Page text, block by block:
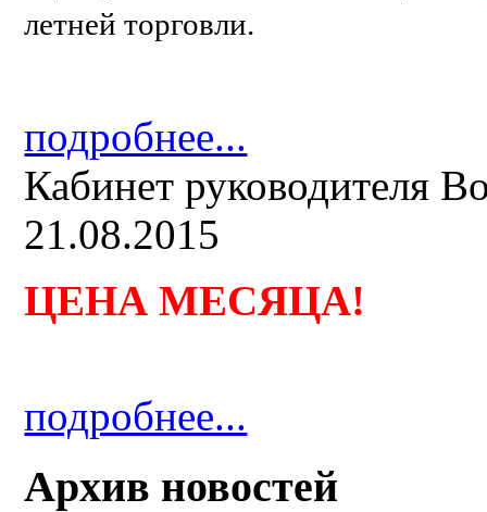
летней торговли.
подробнее...
Кабинет руководителя
21.08.2015
ЦЕНА МЕСЯЦА!
подробнее...
Архив новостей